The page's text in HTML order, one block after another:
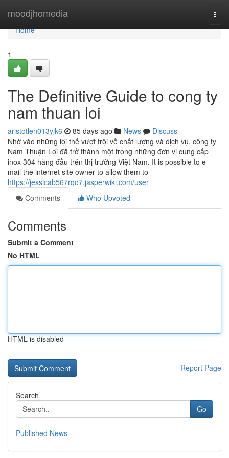
moodjhomedia
Home
Home
1
The Definitive Guide to cong ty
nam thuan loi
aristotlen013yjk6 85 days ago News
Discuss
Nhờ vào những lợi thế vượt trội về chất lượng và dịch vụ, công ty
Nam Thuận Lợi đã trở thành một trong những đơn vị cung cấp
inox 304 hàng đầu trên thị trường Việt Nam. It is possible to e-
mail the internet site owner to allow them to
https://jessicab567rqo7.jasperwiki.com/user
Comments
Who Upvoted
Comments
Submit a Comment
No HTML
HTML is disabled
Report Page
Search
Go
Published News